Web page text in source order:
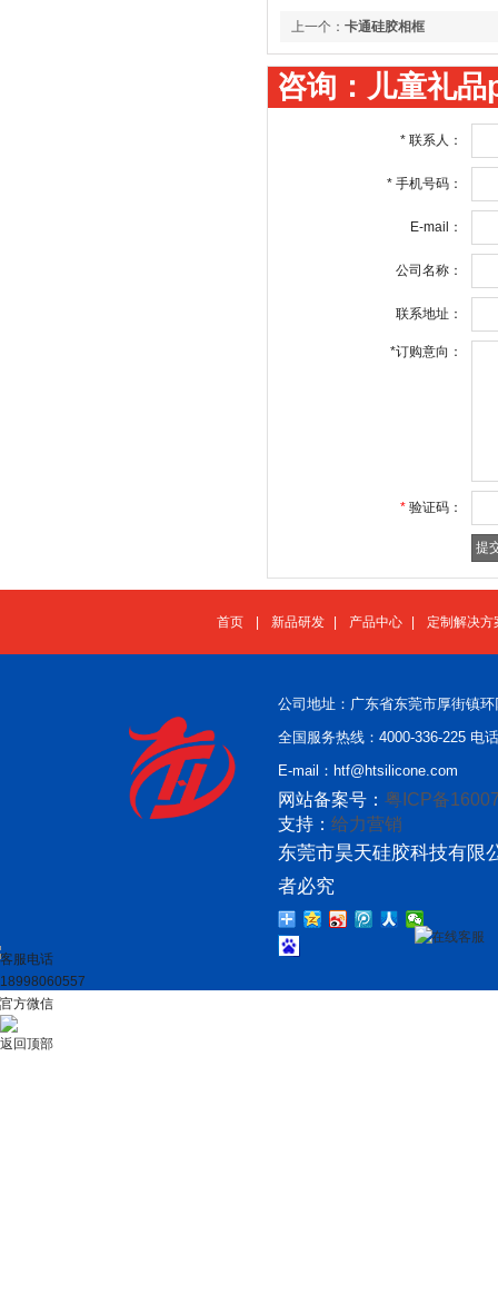
上一个： 卡通硅胶相框
咨询：儿童礼
* 联系人：
* 手机号码：
E-mail：
公司名称：
联系地址：
*订购意向：
* 验证码：
首页 新品研发 产品中心 定制解决方
公司地址：广东省东莞市厚街镇
全国服务热线：4000-336-225 电
E-mail：htf@htsilicone.com
网站备案号： 粤ICP备
支持： 给力营销
东莞市昊天硅胶科技有限
者必究
在线客服
客服电话
18998060557
官方微信
返回顶部